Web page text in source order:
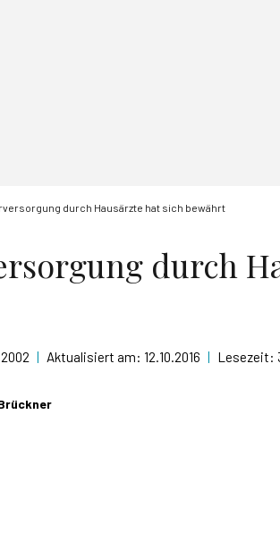
durch Hausärzte hat sich bewährt
durch
| Aktualisiert am: 12.10.2016 | Lesezeit: